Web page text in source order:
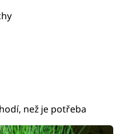
než je potřeba